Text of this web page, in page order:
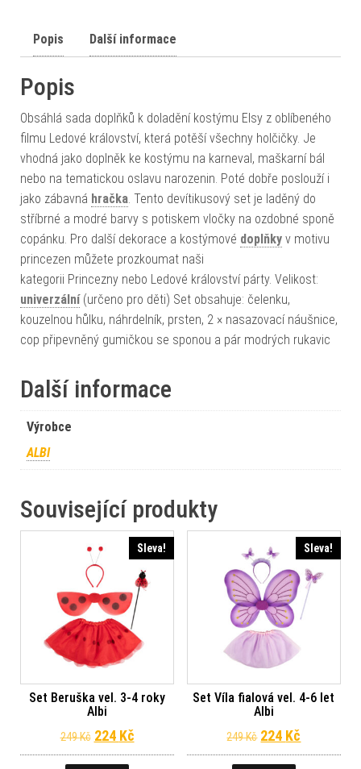
Popis Další informace
Popis
Obsáhlá sada doplňků k doladění kostýmu Elsy z oblíbeného
filmu Ledové království, která potěší všechny holčičky. Je
vhodná jako doplněk ke kostýmu na karneval, maškarní bál
nebo na tematickou oslavu narozenin. Poté dobře poslouží i
jako zábavná hračka . Tento devítikusový set je laděný do
stříbrné a modré barvy s potiskem vločky na ozdobné sponě
copánku. Pro další dekorace a kostýmové doplňky v motivu
princezen můžete prozkoumat naši
kategorii Princezny nebo Ledové království párty. Velikost:
univerzální(určeno pro děti) Set obsahuje: čelenku,
kouzelnou hůlku, náhrdelník, prsten, 2 × nasazovací náušnice,
cop připevněný gumičkou se sponou a pár modrých rukavic
Další informace
Výrobce
ALBI
Související produkty
Sleva!
Set Beruška vel. 3-4 roky
Albi
249Kč Původní cena byla: 249 Kč.
224 KčAktuální cena je: 224 Kč.
Sleva!
Set Víla fialová vel. 4-6 let
Albi
249Kč Původní cena
224 Kč